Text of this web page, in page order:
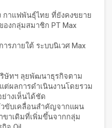
าแฟพันธุ์ไทย ที่ยังคงขยาย
งกลุ่มสมาชิก PT Max
รภายใต้ ระบบนิเวศ Max
ษัทฯ ลุยพัฒนาธุรกิจตาม
ต่ผลการดำเนินงานโดยรวม
างเห็นได้ชัด
ขับเคลื่อนสำคัญจากแผน
ขาเดิมที่เพิ่มขึ้นจากกลุ่ม